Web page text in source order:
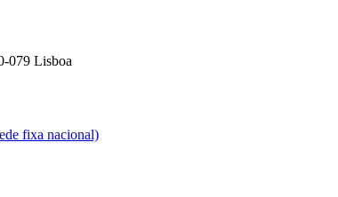
079 Lisboa
fixa nacional)